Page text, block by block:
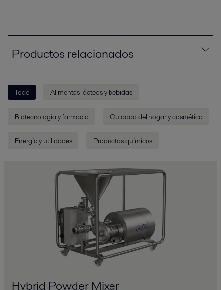
Productos relacionados
Todo Alimentos lácteos y bebidas
Biotecnología y farmacia Cuidado del hogar y cosmética
Energía y utilidades Productos químicos
Hybrid Powder Mixer